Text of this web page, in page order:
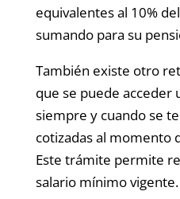
equivalentes al 10%
sumando para su
También existe otro
que se puede acceder
siempre y cuando se
cotizadas al momento
Este trámite permite
salario mínimo vigente.